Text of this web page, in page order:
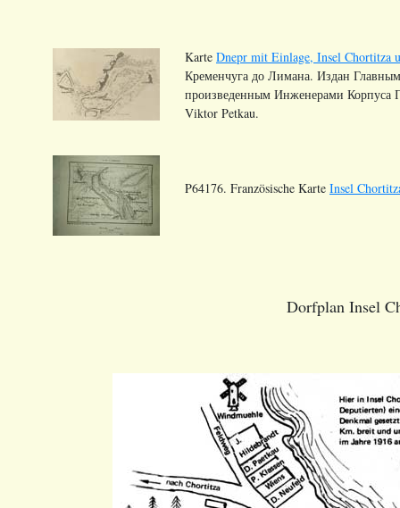
Karte Dnepr mit Einlage, Insel Chortitza
Кременчуга до Лимана. Издан
произведенным Инженерами Корпуса
Viktor Petkau.
P64176. Französische Karte Insel
Dorfplan Insel